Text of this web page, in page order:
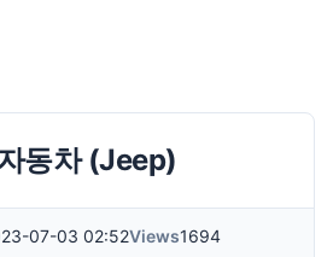
동차 (Jeep)
07-03 02:52Views1694